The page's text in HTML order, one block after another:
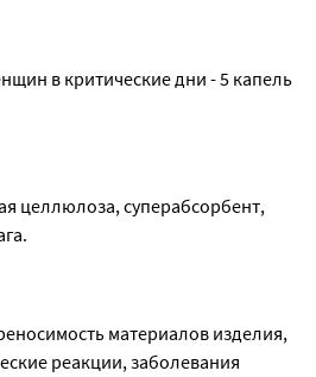
в критические дни - 5 капель
целлюлоза, суперабсорбент,
материалов изделия,
реакции, заболевания